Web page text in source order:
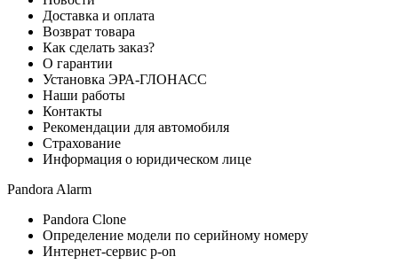
Доставка и оплата
Возврат товара
Как сделать заказ?
О гарантии
Установка ЭРА-ГЛОНАСС
Наши работы
Контакты
Рекомендации для автомобиля
Страхование
Информация о юридическом лице
Pandora Alarm
Pandora Clone
Определение модели по серийному номеру
Интернет-сервис p-on